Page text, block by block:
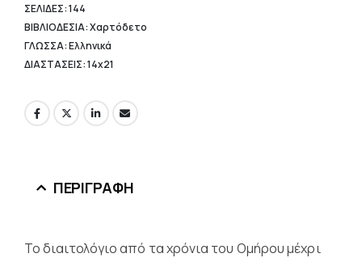
ΣΕΛΙΔΕΣ: 144
ΒΙΒΛΙΟΔΕΣΙΑ: Χαρτόδετο
ΓΛΩΣΣΑ: Ελληνικά
ΔΙΑΣΤΑΣΕΙΣ: 14x21
ΠΕΡΙΓΡΑΦΉ
Το διαιτολόγιο από τα χρόνια του Ομήρου μέχρι